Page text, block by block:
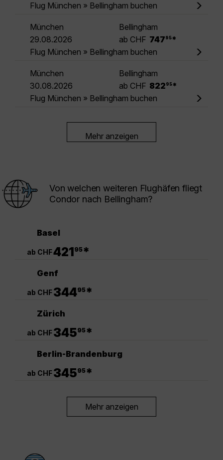
Flug München » Bellingham buchen
München
Bellingham
29.08.2026
ab CHF 747 95 *
Flug München » Bellingham buchen
München
Bellingham
30.08.2026
ab CHF 822 95 *
Flug München » Bellingham buchen
Mehr anzeigen
Von welchen weiteren Flughäfen fliegt
Condor nach Bellingham?
Basel
ab CHF42195*
Genf
ab CHF34495*
Zürich
ab CHF34595*
Berlin-Brandenburg
ab CHF34595*
Mehr anzeigen